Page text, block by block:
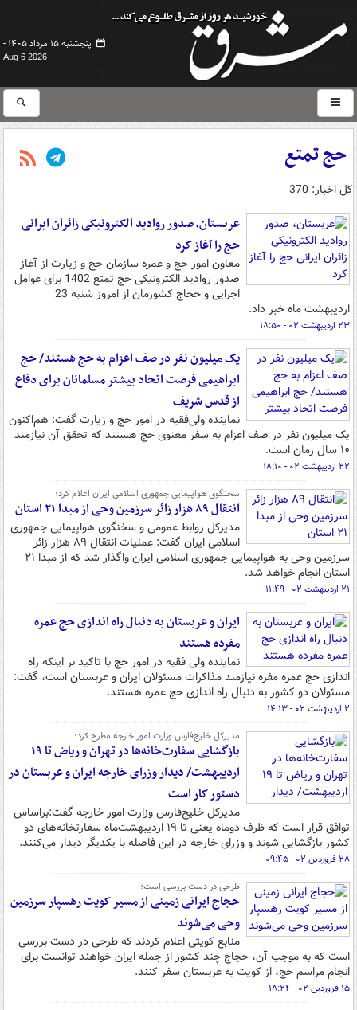
پنجشنبه ۱۵ مرداد ۱۴۰۵ -
Aug 6 2026
حج تمتع
کل اخبار: 370
عربستان، صدور روادید الکترونیکی زائران ایرانی
حج را آغاز کرد
معاون امور حج و عمره سازمان حج و زیارت از آغاز
صدور روادید الکترونیکی حج تمتع 1402 برای عوامل
اجرایی و حجاج کشورمان از امروز شنبه 23
اردیبهشت ماه خبر داد.
۲۳ اردیبهشت ۰۲ - ۱۸:۵۰
یک میلیون نفر در صف اعزام به حج هستند/ حج
ابراهیمی فرصت اتحاد بیشتر مسلمانان برای دفاع
از قدس شریف
نماینده ولی‌فقیه در امور حج و زیارت گفت: هم‌اکنون
یک میلیون نفر در صف اعزام به سفر معنوی حج هستند که تحقق آن نیازمند
۱۰ سال زمان است.
۲۲ اردیبهشت ۰۲ - ۱۸:۱۰
سخنگوی هواپیمایی جمهوری اسلامی ایران اعلام کرد؛
انتقال ۸۹ هزار زائر سرزمین وحی از مبدا ۲۱ استان
مدیرکل روابط عمومی و سخنگوی هواپیمایی جمهوری
اسلامی ایران گفت: عملیات انتقال ۸۹ هزار زائر
سرزمین وحی به هواپیمایی جمهوری اسلامی ایران واگذار شد که از مبدا ۲۱
استان انجام خواهد شد.
۲۱ اردیبهشت ۰۲ - ۱۱:۴۹
ایران و عربستان به دنبال راه اندازی حج عمره
مفرده هستند
نماینده ولی فقیه در امور حج با تاکید بر اینکه راه
اندازی حج عمره مفره نیازمند مذاکرات مسئولان ایران و عربستان است، گفت:
مسئولان دو کشور به دنبال راه اندازی حج عمره هستند.
۲ اردیبهشت ۰۲ - ۱۴:۱۳
مدیرکل خلیج‌فارس وزارت امور خارجه مطرح کرد؛
بازگشایی سفارت‌خانه‌ها در تهران و ریاض تا ۱۹
اردیبهشت/ دیدار وزرای خارجه ایران و عربستان در
دستور کار است
مدیرکل خلیج‌فارس وزارت امور خارجه گفت:براساس
توافق قرار است که ظرف دوماه یعنی تا ۱۹ اردیبهشت‌ماه سفارتخانه‌های دو
کشور بازگشایی شوند و وزرای خارجه در این فاصله با یکدیگر دیدار می‌کنند.
۲۸ فروردین ۰۲ - ۰۹:۴۵
طرحی در دست بررسی است؛
حجاج ایرانی زمینی از مسیر کویت رهسپار سرزمین
وحی می‌شوند
منابع کویتی اعلام کردند که طرحی در دست بررسی
است که به موجب آن، حجاج چند کشور از جمله ایران خواهند توانست برای
انجام مراسم حج، از کویت به عربستان سفر کنند.
۱۵ فروردین ۰۲ - ۱۸:۲۴